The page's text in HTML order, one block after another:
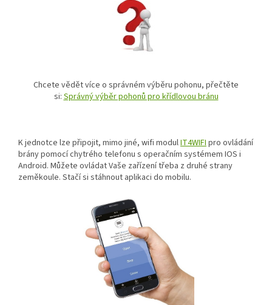
Chcete vědět více o správném výběru pohonu, přečtěte
si:Správný výběr pohonů pro křídlovou bránu
K jednotce lze připojit, mimo jiné, wifi modulIT4WIFIpro ovládání
brány pomocí chytrého telefonu s operačním systémem IOS i
Android. Můžete ovládat Vaše zařízení třeba z druhé strany
zeměkoule. Stačí si stáhnout aplikaci do mobilu.